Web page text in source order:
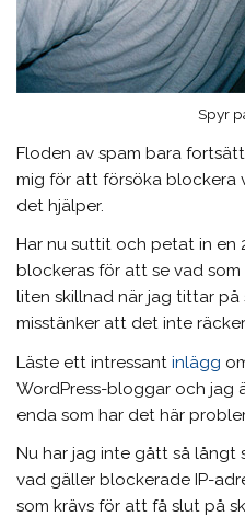
Spyr
Floden av spam bara
mig för att försöka blockera
det hjälper.
Har nu suttit och petat in en
blockeras för att se vad som
liten skillnad när jag tittar på
misstänker att det inte
Läste ett intressantinlägg
WordPress-bloggar och jag
enda som har det här
Nu har jag inte gått så långt
vad gäller blockerade IP-
som krävs för att få slut på